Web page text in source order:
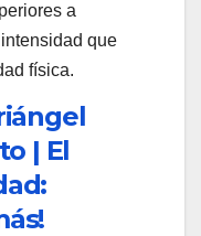
a
que
física.
| El